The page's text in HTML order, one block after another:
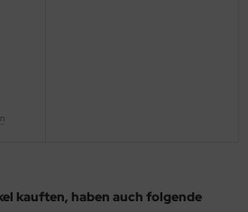
kauften, haben auch folgende